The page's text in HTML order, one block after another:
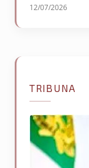
12/07/2026
TRIBUNA